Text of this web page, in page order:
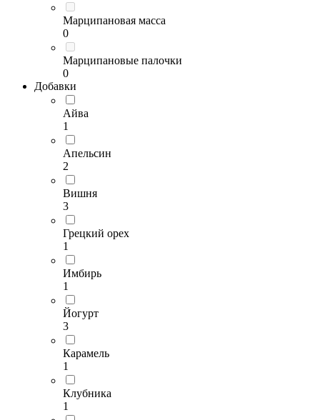
Марципановая масса
0
Марципановые палочки
0
Добавки
Айва
1
Апельсин
2
Вишня
3
Грецкий орех
1
Имбирь
1
Йогурт
3
Карамель
1
Клубника
1